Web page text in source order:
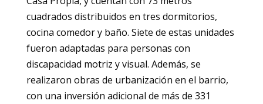
cuadrados distribuidos en tres dormitorios,
cocina comedor y baño. Siete de estas unidades
fueron adaptadas para personas con
discapacidad motriz y visual. Además, se
realizaron obras de urbanización en el barrio,
con una inversión adicional de más de 331